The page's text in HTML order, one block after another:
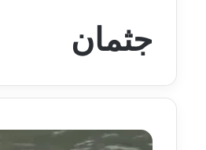
جثمان